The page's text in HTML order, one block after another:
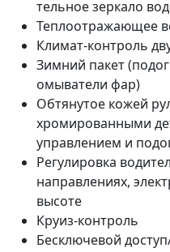
тельное зеркало
Теплоотражающее
Климат-контроль
Зимний пакет
омыватели фар)
Обтянутое кожей
хромированными
управлением и
Регулировка
направлениях,
высоте
Круиз-контроль
Бесключевой